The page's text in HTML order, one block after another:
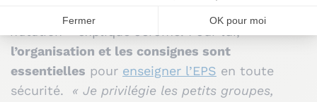
l’organisation et les consignes sont
essentielles pour enseigner l’EPS en toute
sécurité. « Je privilégie les petits groupes,